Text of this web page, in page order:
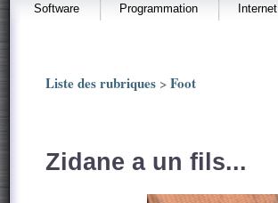
Software Programmation Internet
Liste des rubriques > Foot
Zidane a un fils...